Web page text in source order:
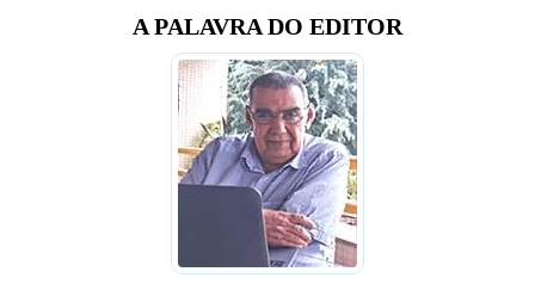
A PALAVRA DO EDITOR